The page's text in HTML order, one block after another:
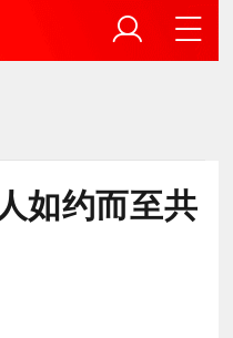
如约而至共